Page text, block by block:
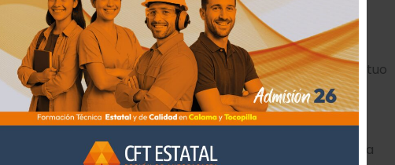
moderna.
de ideas no solo fortaleció el vínculo entre el CFTE y la
que también promovió una cultura de respeto y apoyo mutuo
más pequeños/as.
conciencia sobre la prevención de la violencia en la
esta instancia permitió al CFTE difundir su oferta formativa